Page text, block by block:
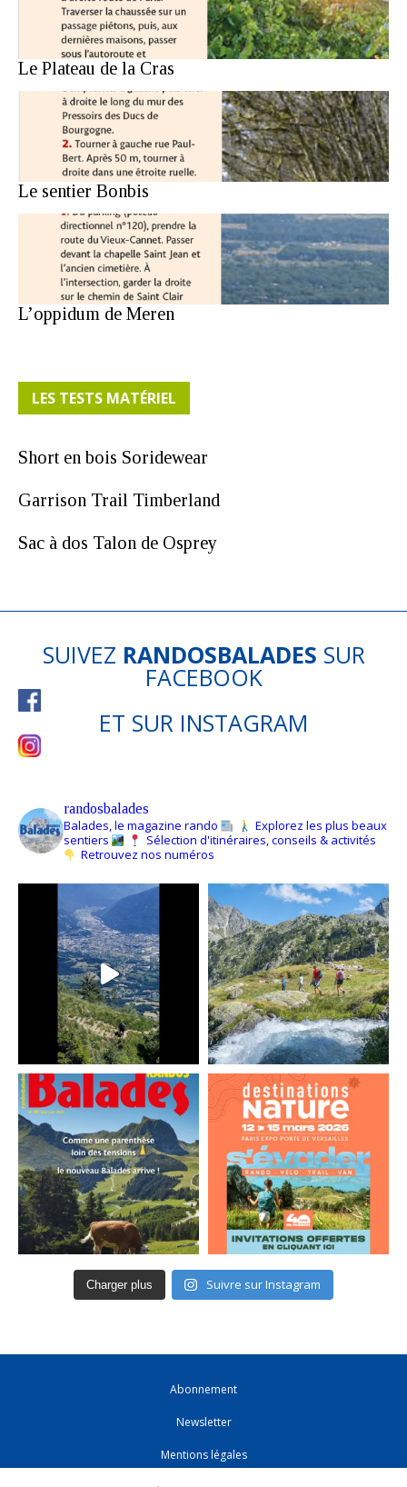
Le Plateau de la Cras
Le sentier Bonbis
L’oppidum de Meren
LES TESTS MATÉRIEL
Short en bois Soridewear
Garrison Trail Timberland
Sac à dos Talon de Osprey
SUIVEZ RANDOSBALADES SUR
FACEBOOK
ET SUR INSTAGRAM
randosbalades
Balades, le magazine rando
Explorez les plus beaux
sentiers
Sélection d'itinéraires, conseils & activités
Retrouvez nos numéros
Charger plus Suivre sur Instagram
Abonnement
Newsletter
Mentions légales